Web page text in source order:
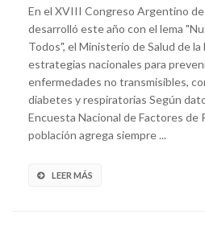
En el XVIII Congreso Argentino
desarrolló este año con el lema
Todos", el Ministerio de Salud de
estrategias nacionales para
enfermedades no transmisibles,
diabetes y respiratorias Según
Encuesta Nacional de Factores de
población agrega siempre ...
LEER MÁS